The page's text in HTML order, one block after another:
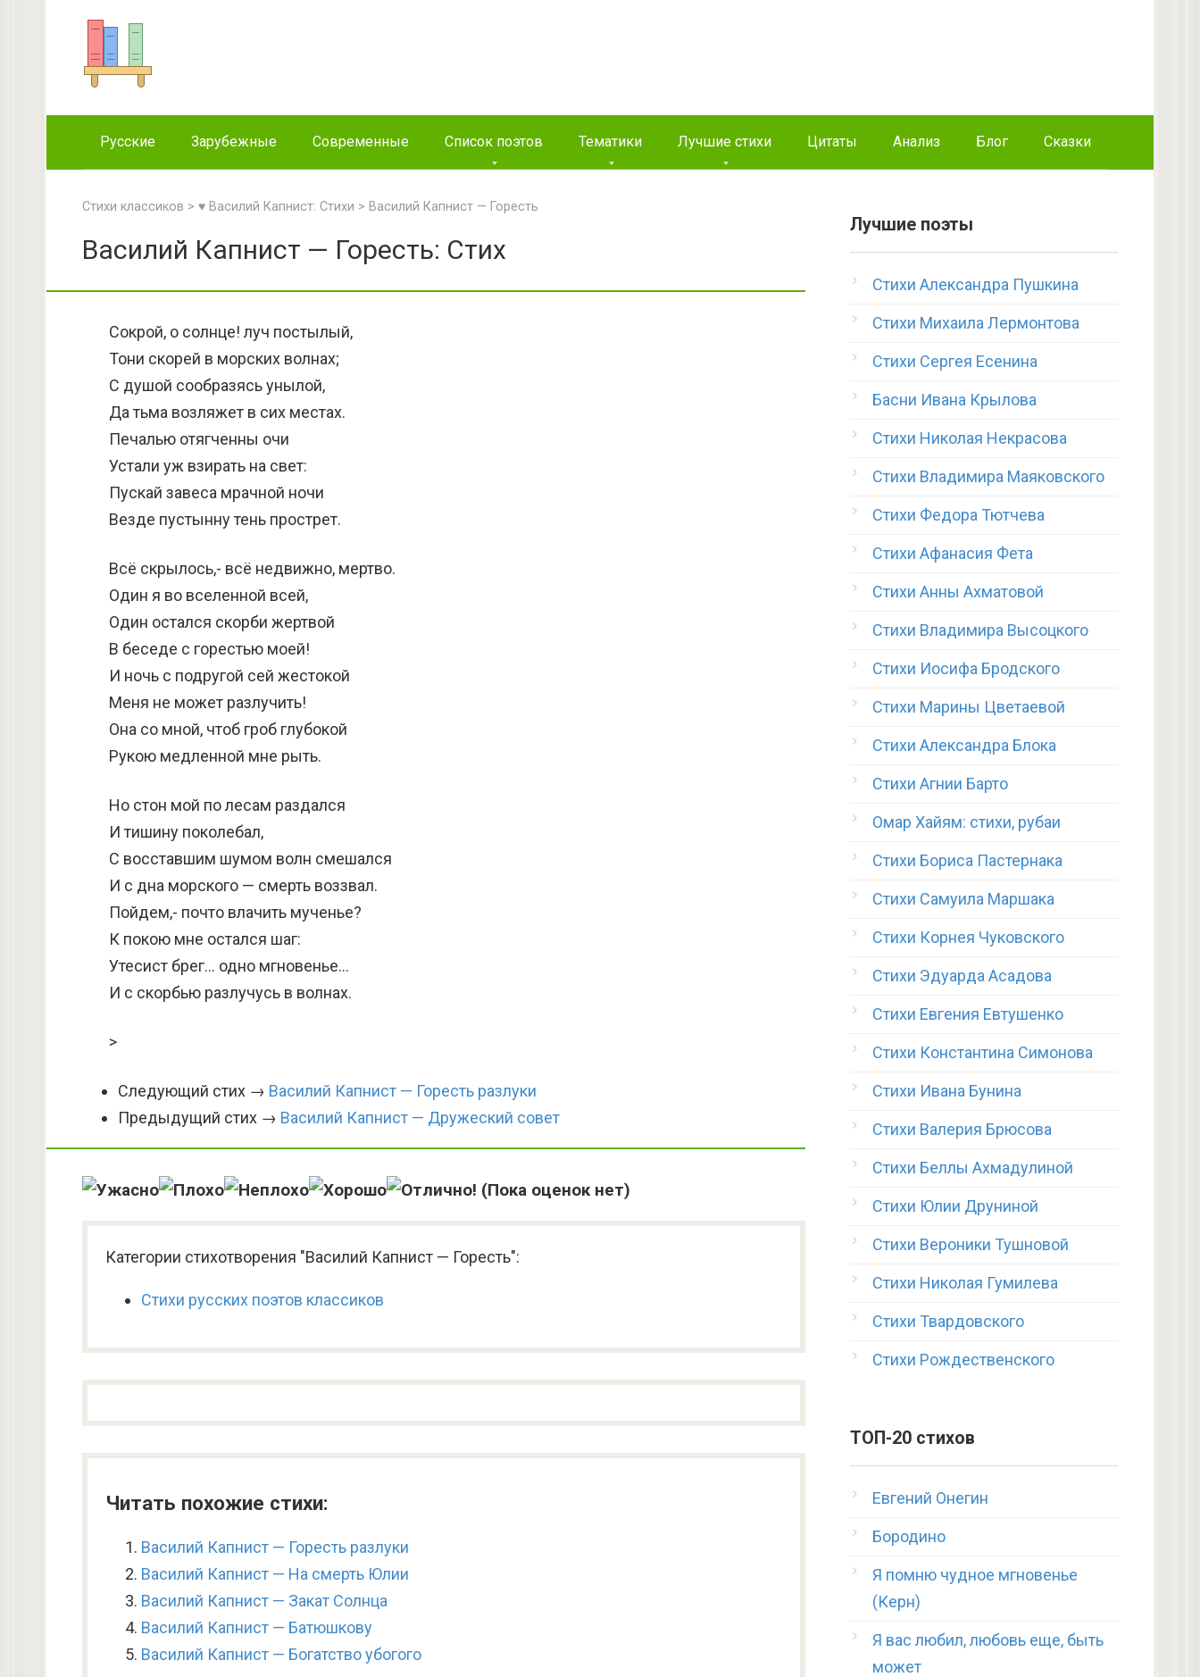
Русские Зарубежные Современные Список поэтов Тематики Лучшие стихи Цитаты Анализ Блог Сказки
Стихи классиков > ♥ Василий Капнист: Стихи > Василий Капнист — Горесть
Василий Капнист — Горесть: Стих
Сокрой, о солнце! луч постылый,
Тони скорей в морских волнах;
С душой сообразясь унылой,
Да тьма возляжет в сих местах.
Печалью отягченны очи
Устали уж взирать на свет:
Пускай завеса мрачной ночи
Везде пустынну тень прострет.
Всё скрылось,- всё недвижно, мертво.
Один я во вселенной всей,
Один остался скорби жертвой
В беседе с горестью моей!
И ночь с подругой сей жестокой
Меня не может разлучить!
Она со мной, чтоб гроб глубокой
Рукою медленной мне рыть.
Но стон мой по лесам раздался
И тишину поколебал,
С восставшим шумом волн смешался
И с дна морского — смерть воззвал.
Пойдем,- почто влачить мученье?
К покою мне остался шаг:
Утесист брег… одно мгновенье…
И с скорбью разлучусь в волнах.
>
Следующий стих → Василий Капнист — Горесть разлуки
Предыдущий стих → Василий Капнист — Дружеский совет
(Пока оценок нет)
Категории стихотворения "Василий Капнист — Горесть":
Стихи русских поэтов классиков
Читать похожие стихи:
Василий Капнист — Горесть разлуки
Василий Капнист — На смерть Юлии
Василий Капнист — Закат Солнца
Василий Капнист — Батюшкову
Василий Капнист — Богатство убогого
Лучшие поэты
Стихи Александра Пушкина
Стихи Михаила Лермонтова
Стихи Сергея Есенина
Басни Ивана Крылова
Стихи Николая Некрасова
Стихи Владимира Маяковского
Стихи Федора Тютчева
Стихи Афанасия Фета
Стихи Анны Ахматовой
Стихи Владимира Высоцкого
Стихи Иосифа Бродского
Стихи Марины Цветаевой
Стихи Александра Блока
Стихи Агнии Барто
Омар Хайям: стихи, рубаи
Стихи Бориса Пастернака
Стихи Самуила Маршака
Стихи Корнея Чуковского
Стихи Эдуарда Асадова
Стихи Евгения Евтушенко
Стихи Константина Симонова
Стихи Ивана Бунина
Стихи Валерия Брюсова
Стихи Беллы Ахмадулиной
Стихи Юлии Друниной
Стихи Вероники Тушновой
Стихи Николая Гумилева
Стихи Твардовского
Стихи Рождественского
ТОП-20 стихов
Евгений Онегин
Бородино
Я помню чудное мгновенье
(Керн)
Я вас любил, любовь еще, быть
может